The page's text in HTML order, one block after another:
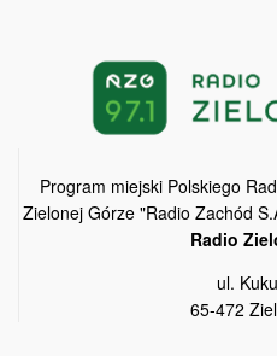
Program miejski Polskiego
Zielonej Górze "Radio Zachód
Radio
ul.
65-472